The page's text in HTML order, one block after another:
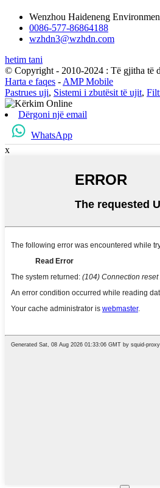
Wenzhou Haideneng
0086-577-86864188
wzhdn3@wzhdn.com
hetim tani
© Copyright - 2010-2024 : Të gjitha të
Harta e faqes -AMP Mobile
Pastrues uji, Sistemi i zbutësit të ujit,
Dërgoni një email
WhatsApp
x